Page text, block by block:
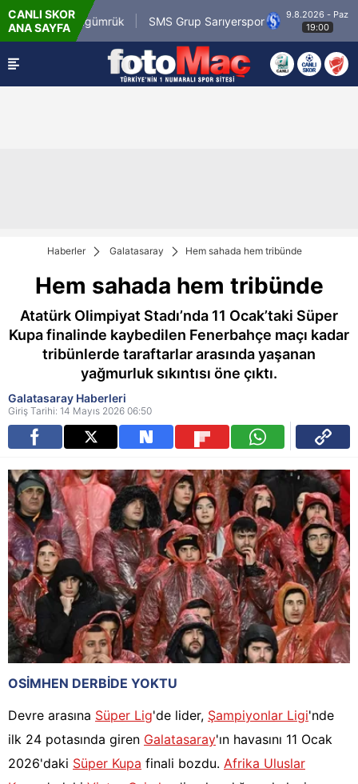
CANLI SKOR
ANA SAYFA
Karagümrük SMS Grup Sarıyerspor
9.8.2026 - Paz
19:00
Haberler Galatasaray Hem sahada hem tribünde
Hem sahada hem tribünde
Atatürk Olimpiyat Stadı’nda 11 Ocak’taki Süper
Kupa finalinde kaybedilen Fenerbahçe maçı kadar
tribünlerde taraftarlar arasında yaşanan
yağmurluk sıkıntısı öne çıktı.
Galatasaray Haberleri
Giriş Tarihi: 14 Mayıs 2026 06:50
OSİMHEN DERBİDE YOKTU
Devre arasına Süper Lig'de lider, Şampiyonlar Ligi'nde
ilk 24 potasında giren Galatasaray'ın havasını 11 Ocak
2026'daki Süper Kupa finali bozdu. Afrika Uluslar